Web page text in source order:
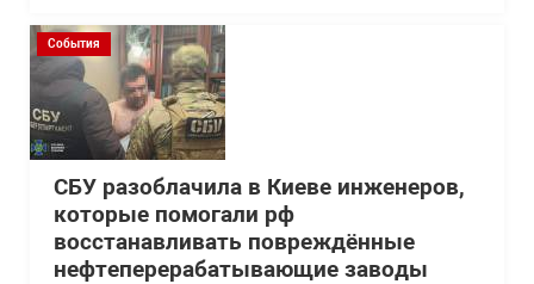
События
СБУ разоблачила в Киеве инженеров,
которые помогали рф
восстанавливать повреждённые
нефтеперерабатывающие заводы